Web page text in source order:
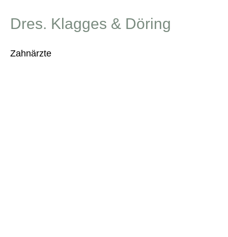
Dres. Klagges & Döring
Zahnärzte